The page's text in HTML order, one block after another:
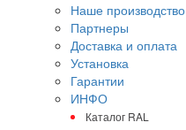
Наше производство
Партнеры
Доставка и оплата
Установка
Гарантии
ИНФО
Каталог RAL